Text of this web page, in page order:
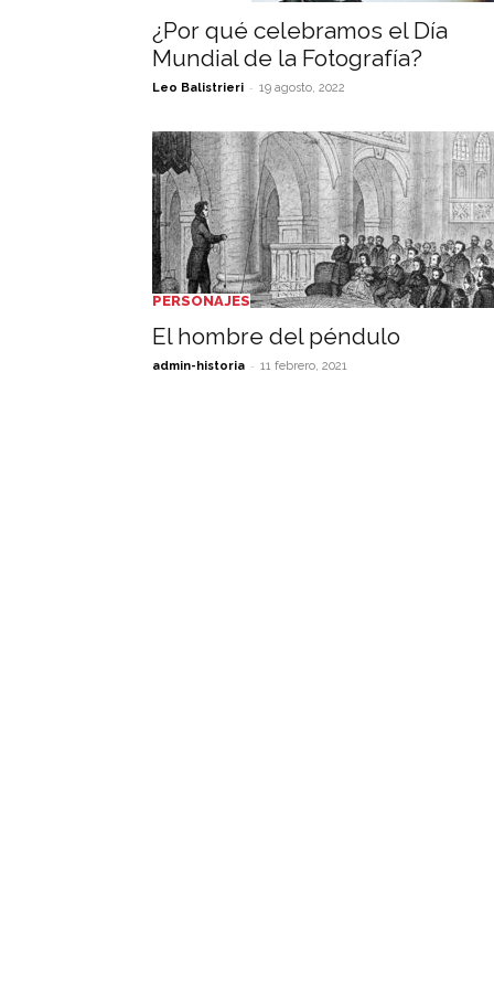
¿Por qué celebramos el Día
Mundial de la Fotografía?
Leo Balistrieri - 19 agosto, 2022
PERSONAJES
El hombre del péndulo
admin-historia - 11 febrero, 2021